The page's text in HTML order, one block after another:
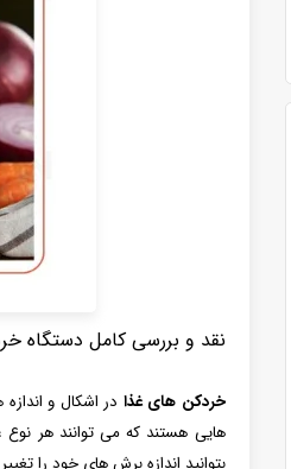
نقد و بررسی کامل دستگاه
خردکن های غذا در اشکال و
‌هایی هستند که می توانند هر نوع
بتوانید اندازه برش ‌های خود را